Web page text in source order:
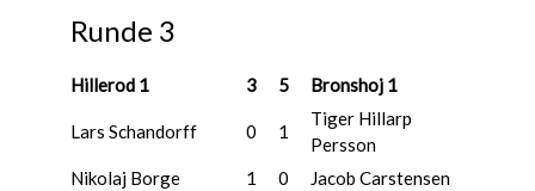
Runde 3
Hillerod 1 3 5 Bronshoj 1
Lars Schandorff 0 1
Tiger Hillarp
Persson
Nikolaj Borge
1 0 Jacob Carstensen